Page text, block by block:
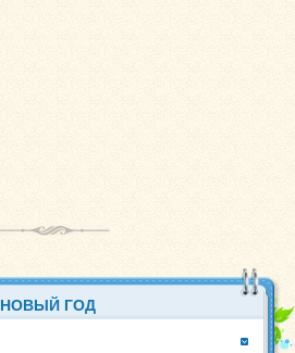
НОВЫЙ ГОД